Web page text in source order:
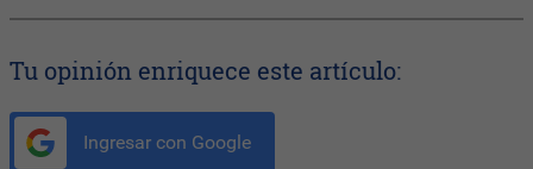
Tu opinión enriquece este artículo:
Ingresar con Google